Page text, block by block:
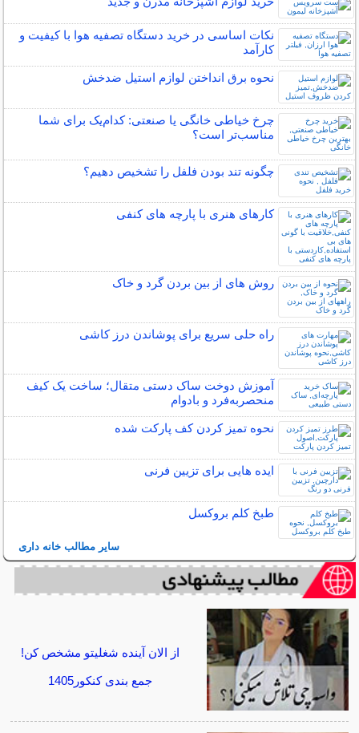
نکات اساسی در خرید دستگاه تصفیه هوا با کیفیت و
کارآمد
نحوه برق انداختن لوازم استیل ضدخش
چرخ خیاطی خانگی یا صنعتی: کدام‌یک برای شما
مناسب‌تر است؟
چگونه تند بودن فلفل را تشخیص دهیم؟
کارهای هنری با پارچه های کنفی
روش های از بين بردن گرد و خاک
راه حلی سریع برای پوشاندن درز کاشی
آموزش دوخت ساک دستی متقال؛ ساخت یک کیف
منحصربه‌فرد و بادوام
نحوه تمیز کردن کف پارکت شده
ایده هایی برای تزیین فرنی
طبخ کلم بروکسل
سایر مطالب خانه داری
از الان آینده شغلیتو مشخص کن!
جمع بندی کنکور1405